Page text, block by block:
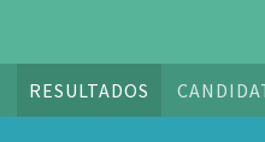
RESULTADOS